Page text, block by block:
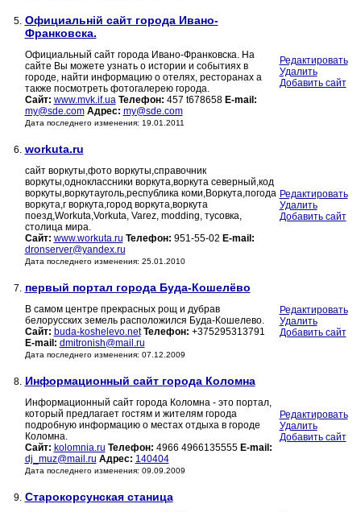
5. Официальній сайт города Ивано-
Франковска.
Официальный сайт города Ивано-Франковска. На
сайте Вы можете узнать о истории и событиях в
городе, найти информацию о отелях, ресторанах а
также посмотреть фотогалерею города.
Сайт: www.mvk.if.ua Телефон: 457 t678658 E-mail:
my@sde.com Адрес: my@sde.com
Дата последнего изменения: 19.01.2011
Редактировать
Удалить
Добавить сайт
6. workuta.ru
сайт воркуты,фото воркуты,справочник
воркуты,одноклассники воркута,воркута северный,код
воркуты,воркутауголь,республика коми,Воркута,погода
воркута,г воркута,город воркута,воркута
поезд,Workuta,Vorkuta, Varez, modding, тусовка,
столица мира.
Сайт: www.workuta.ru Телефон: 951-55-02 E-mail:
dronserver@yandex.ru
Дата последнего изменения: 25.01.2010
Редактировать
Удалить
Добавить сайт
7. первый портал города Буда-Кошелёво
В самом центре прекрасных рощ и дубрав
белорусских земель расположился Буда-Кошелево.
Сайт: buda-koshelevo.net Телефон: +375295313791
E-mail: dmitronish@mail.ru
Дата последнего изменения: 07.12.2009
Редактировать
Удалить
Добавить сайт
8. Информационный сайт города Коломна
Информационный сайт города Коломна - это портал,
который предлагает гостям и жителям города
подробную информацию о местах отдыха в городе
Коломна.
Сайт: kolomnia.ru Телефон: 4966 4966135555 E-mail:
dj_muz@mail.ru Адрес: 140404
Дата последнего изменения: 09.09.2009
Редактировать
Удалить
Добавить сайт
9. Старокорсунская станица